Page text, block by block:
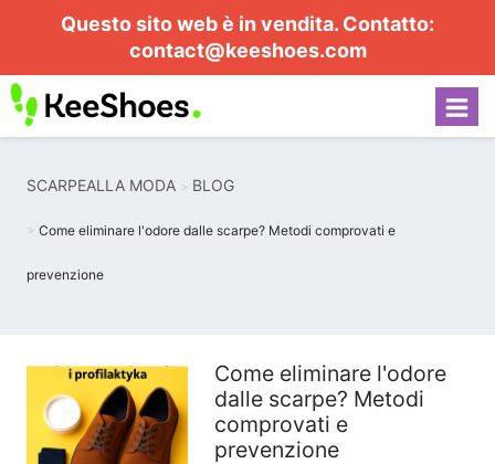
Questo sito web è in vendita. Contatto:
contact@keeshoes.com
SCARPEALLA MODA BLOG
Come eliminare l'odore dalle scarpe? Metodi comprovati e
prevenzione
Come eliminare l'odore
dalle scarpe? Metodi
comprovati e
prevenzione